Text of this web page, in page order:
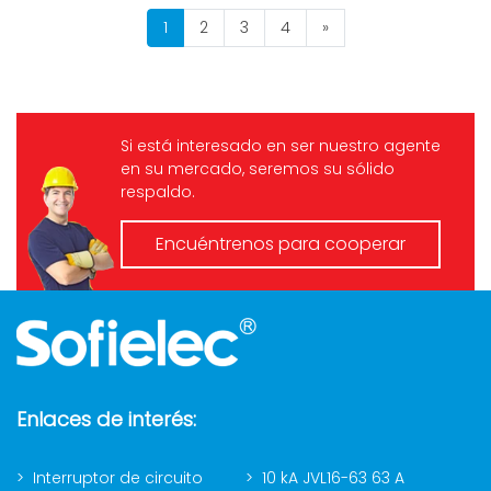
alta capacidad de
cortocircuito 6KA.
RCBO tipo A de Polo No: 1P
+ N, 2P, 3P, 3P + N, 4P;
3, 4, 5,...
1 2 3 4 »
Si está interesado en ser nuestro agente
en su mercado, seremos su sólido
respaldo.
Encuéntrenos para cooperar
Enlaces de interés:
Interruptor de circuito 10 kA JVL16-63 63 A